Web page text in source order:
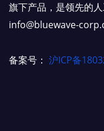
旗下产品，是领先的
info@bluewave-
备案号： 沪ICP备